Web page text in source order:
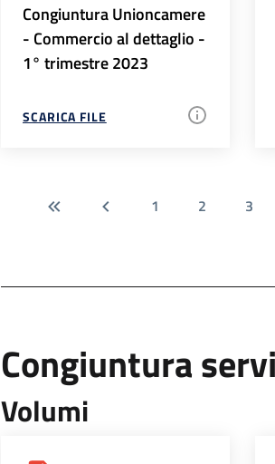
Congiuntura Unioncamere
- Commercio al dettaglio -
1° trimestre 2023
SCARICA FILE
1 2 3
Congiuntura
Volumi